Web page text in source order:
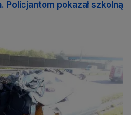
Policjantom pokazał szkolną